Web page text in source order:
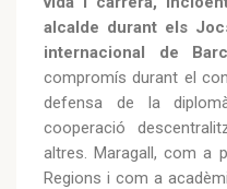
alcalde durant els
internacional de
compromís durant el
defensa de la
cooperació
altres. Maragall, com a
Regions i com a